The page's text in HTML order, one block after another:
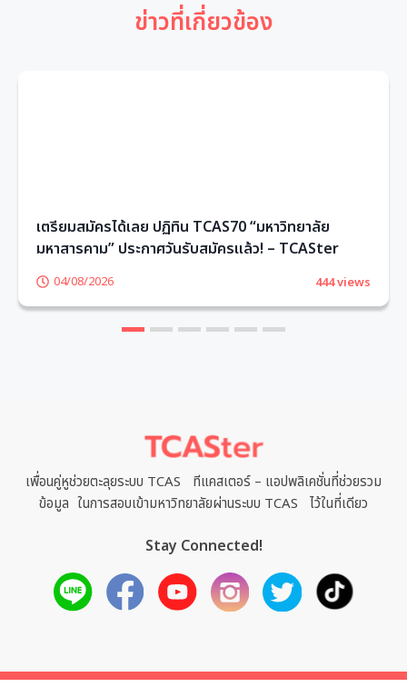
ข่าวที่เกี่ยวข้อง
เตรียมสมัครได้เลย ปฏิทิน TCAS70 “มหาวิทยาลัย
มหาสารคาม” ประกาศวันรับสมัครแล้ว! – TCASter
04/08/2026 444 views
3 4 5 6
เพื่อนคู่หูช่วยตะลุยระบบ TCAS ทีแคสเตอร์ – แอปพลิเคชั่นที่ช่วยรวม
ข้อมูล ในการสอบเข้ามหาวิทยาลัยผ่านระบบ TCAS ไว้ในที่เดียว
Stay Connected!